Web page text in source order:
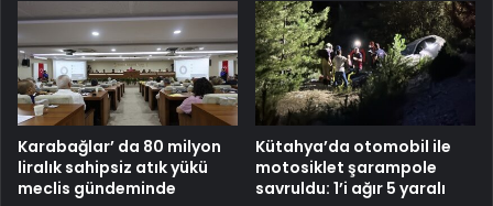
Karabağlar’ da 80 milyon
liralık sahipsiz atık yükü
meclis gündeminde
Kütahya’da otomobil ile
motosiklet şarampole
savruldu: 1’i ağır 5 yaralı